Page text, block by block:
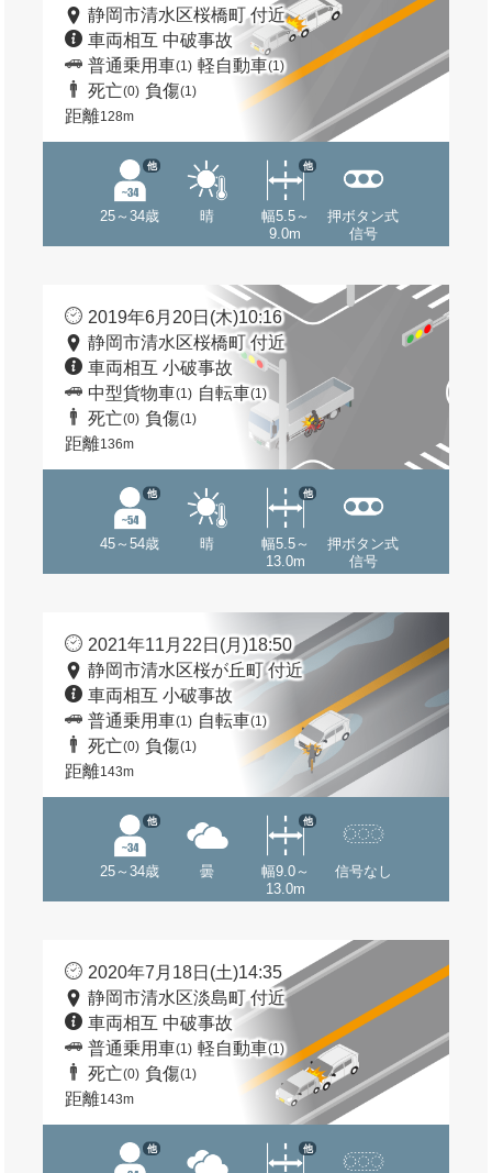
静岡市清水区桜橋町 付近
車両相互 中破事故
普通乗用車(1) 軽自動車(1)
死亡(0) 負傷(1)
距離128m
25～34歳
他
晴
幅5.5～
9.0m
他
押ボタン式
信号
2019年6月20日(木)10:16
静岡市清水区桜橋町 付近
車両相互 小破事故
中型貨物車(1) 自転車(1)
死亡(0) 負傷(1)
距離136m
45～54歳
他
晴
幅5.5～
13.0m
他
押ボタン式
信号
2021年11月22日(月)18:50
静岡市清水区桜が丘町 付近
車両相互 小破事故
普通乗用車(1) 自転車(1)
死亡(0) 負傷(1)
距離143m
25～34歳
他
曇
幅9.0～
13.0m
他
信号なし
2020年7月18日(土)14:35
静岡市清水区淡島町 付近
車両相互 中破事故
普通乗用車(1) 軽自動車(1)
死亡(0) 負傷(1)
距離143m
他 他